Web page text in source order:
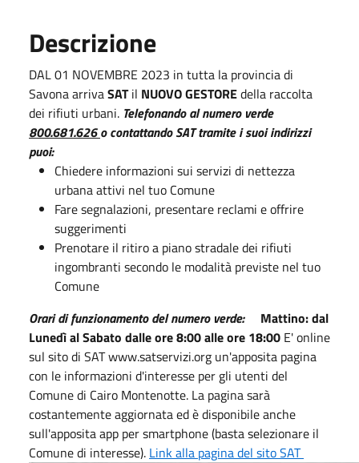
Descrizione
DAL 01 NOVEMBRE 2023 in tutta la provincia di
Savona arrivaSATil NUOVO GESTOREdella raccolta
dei rifiuti urbani. Telefonando al numero verde
800.681.626o contattando SAT tramite i suoi indirizzi
puoi:
Chiedere informazioni sui servizi di nettezza
urbana attivi nel tuo Comune
Fare segnalazioni, presentare reclami e offrire
suggerimenti
Prenotare il ritiro a piano stradale dei rifiuti
ingombranti secondo le modalità previste nel tuo
Comune
Orari di funzionamento del numero verde:
Mattino: dal
Lunedì al Sabato dalle ore 8:00 alle ore 18:00 E' online
sul sito di SAT www.satservizi.org un'apposita pagina
con le informazioni d'interesse per gli utenti del
Comune di Cairo Montenotte. La pagina sarà
costantemente aggiornata ed è disponibile anche
sull'apposita app per smartphone (basta selezionare il
Comune di interesse). Link alla pagina del sito SAT